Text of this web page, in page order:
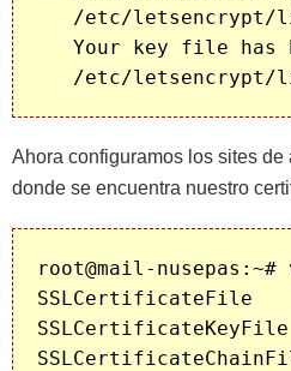
/etc/letsencrypt/
Your key file has
Ahora configuramos los sites
donde se encuentra nuestro
root@mail-
SSLCertificateFile